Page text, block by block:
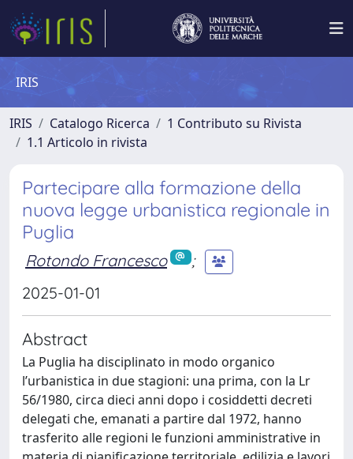
IRIS
IRIS Catalogo Ricerca
1 Contributo su Rivista
1.1 Articolo in rivista
Partecipare alla formazione della
nuova legge urbanistica regionale in
Puglia
Rotondo Francesco
;
2025-01-01
Abstract
La Puglia ha disciplinato in modo organico
l’urbanistica in due stagioni: una prima, con la Lr
56/1980, circa dieci anni dopo i cosiddetti decreti
delegati che, emanati a partire dal 1972, hanno
trasferito alle regioni le funzioni amministrative in